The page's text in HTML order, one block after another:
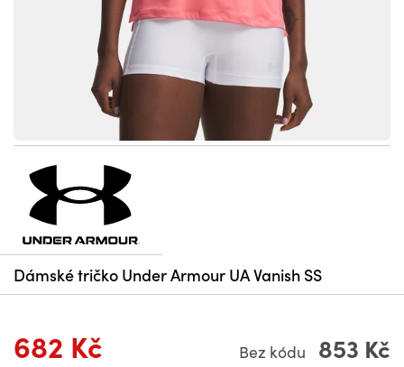
Dámské tričko Under Armour UA Vanish SS
682 Kč Bez kódu 853 Kč